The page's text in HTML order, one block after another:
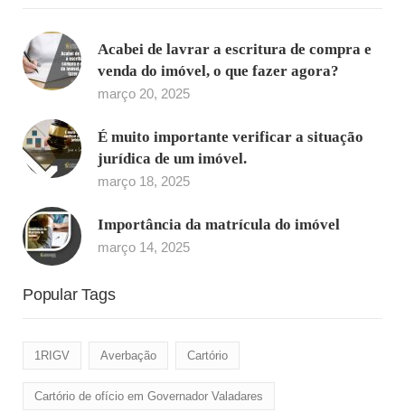
Acabei de lavrar a escritura de compra e
venda do imóvel, o que fazer agora?
março 20, 2025
É muito importante verificar a situação
jurídica de um imóvel.
março 18, 2025
Importância da matrícula do imóvel
março 14, 2025
Popular Tags
1RIGV Averbação Cartório
Cartório de ofício em Governador Valadares